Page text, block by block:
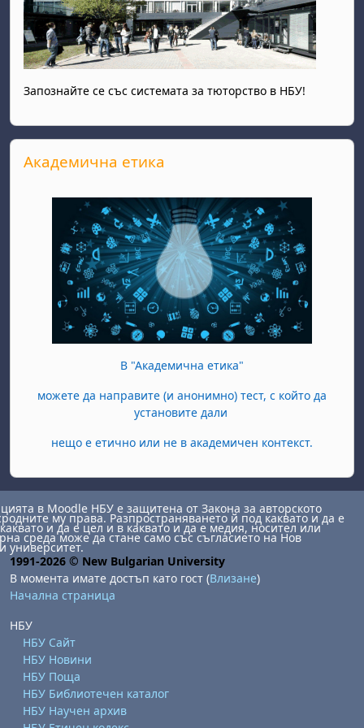
Запознайте се със системата за тюторство в НБУ!
Прескочи Академична етика
Академична етика
В "Академична етика"
можете да направите (и анонимно) тест, с който да
установите дали
нещо е етично или не в академичен контекст.
в Moodle НБУ е защитена от Закона за авторското
му права. Разпространяването й под каквато и да е
и да е цел и в каквато и да е медия, носител или
среда може да стане само със съгласието на Нов
университет.
1991-2026 © New Bulgarian University
В момента имате достъп като гост (Влизане)
Начална страница
НБУ
НБУ Сайт
НБУ Новини
НБУ Поща
НБУ Библиотечен каталог
НБУ Научен архив